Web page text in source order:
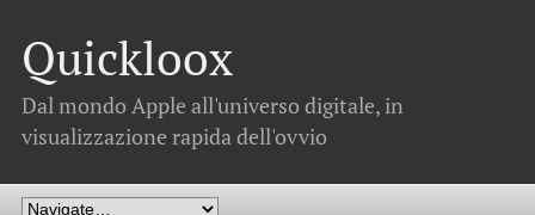
Quickloox
Dal mondo Apple all'universo digitale, in
visualizzazione rapida dell'ovvio